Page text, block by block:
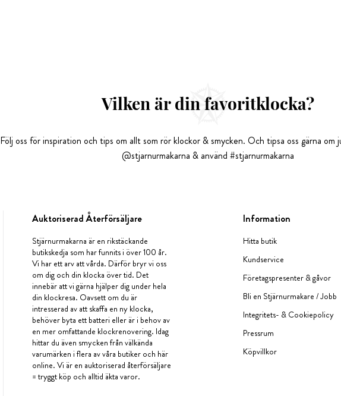
Vilken är din favoritklocka?
Följ oss för inspiration och tips om allt som rör klockor & smycken. Och tipsa oss gärna om
@stjarnurmakarna & använd #stjarnurmakarna
Auktoriserad Återförsäljare
Stjärnurmakarna är en rikstäckande
butikskedja som har funnits i över 100 år.
Vi har ett arv att vårda. Därför bryr vi oss
om dig och din klocka över tid. Det
innebär att vi gärna hjälper dig under hela
din klockresa. Oavsett om du är
intresserad av att skaffa en ny klocka,
behöver byta ett batteri eller är i behov av
en mer omfattande klockrenovering. Idag
hittar du även smycken från välkända
varumärken i flera av våra butiker och här
online. Vi är en auktoriserad återförsäljare
= tryggt köp och alltid äkta varor.
Information
Hitta butik
Kundservice
Företagspresenter & gåvor
Bli en Stjärnurmakare / Jobb
Integritets- & Cookiepolicy
Pressrum
Köpvillkor